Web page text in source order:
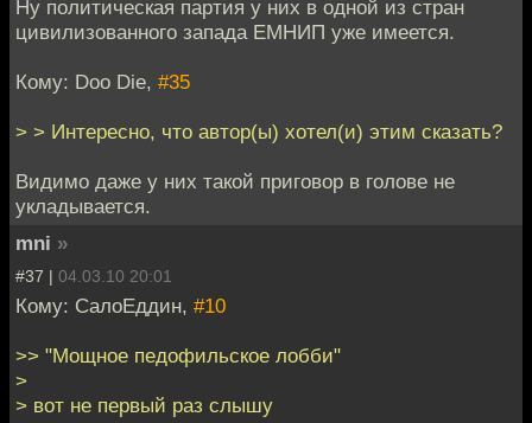
Ну политическая партия у них в одной из стран
цивилизованного запада ЕМНИП уже имеется.
Кому: Doo Die, #35
> > Интересно, что автор(ы) хотел(и) этим сказать?
Видимо даже у них такой приговор в голове не
укладывается.
mni »
#37 | 04.03.10 20:01
Кому: СалоЕддин, #10
>> "Мощное педофильское лобби"
>
> вот не первый раз слышу